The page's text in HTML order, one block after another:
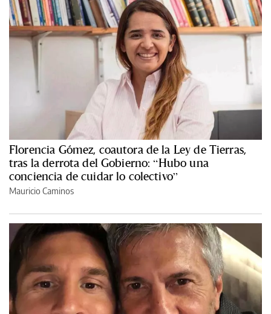
Florencia Gómez, coautora de la Ley de Tierras,
tras la derrota del Gobierno: “Hubo una
conciencia de cuidar lo colectivo”
Mauricio Caminos